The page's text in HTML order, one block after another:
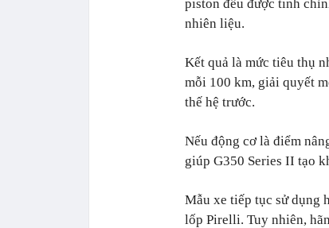
piston đều được tinh
nhiên liệu.
Kết quả là mức tiêu thụ
mỗi 100 km, giải quyết
thế hệ trước.
Nếu động cơ là điểm
giúp G350 Series II tạo
Mẫu xe tiếp tục sử dụng
lốp Pirelli. Tuy nhiên,